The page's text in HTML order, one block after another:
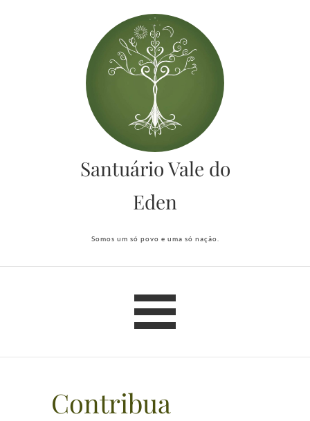
Santuário Vale do
Eden
Somos um só povo e uma só nação.
Contribua